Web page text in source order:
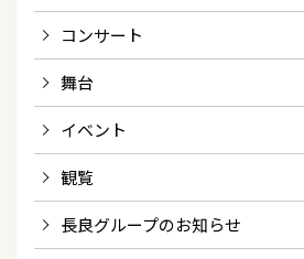
コンサート
舞台
イベント
観覧
長良グループのお知らせ